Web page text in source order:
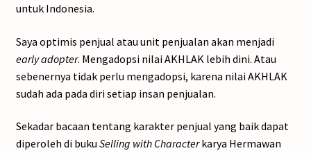
untuk Indonesia.
Saya optimis penjual atau unit penjualan akan menjadi
early adopter. Mengadopsi nilai AKHLAK lebih dini. Atau
sebenernya tidak perlu mengadopsi, karena nilai AKHLAK
sudah ada pada diri setiap insan penjualan.
Sekadar bacaan tentang karakter penjual yang baik dapat
diperoleh di buku Selling with Characterkarya Hermawan